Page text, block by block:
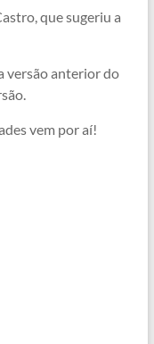
que sugeriu a
versão anterior do
vem por aí!